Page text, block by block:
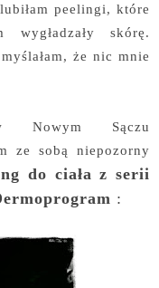
peelingi, które
wygładzały skórę.
że nic mnie
Nowym Sączu
ze sobą niepozorny
do ciała z serii
: